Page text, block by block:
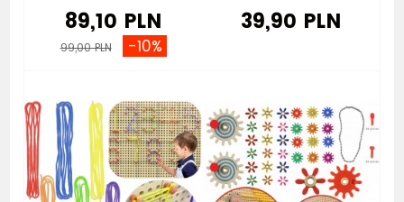
89,10 PLN
99,00 PLN -10%
39,90 PLN